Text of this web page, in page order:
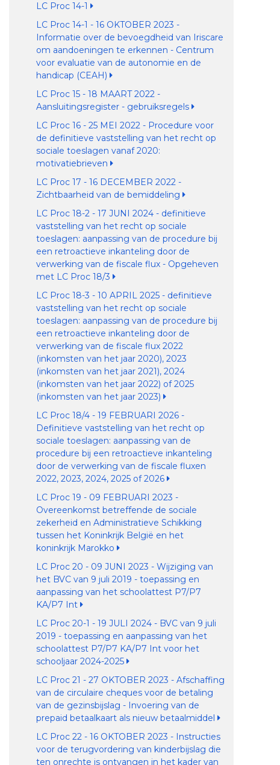
LC Proc 14-1
LC Proc 14-1 - 16 OKTOBER 2023 -
Informatie over de bevoegdheid van Iriscare
om aandoeningen te erkennen - Centrum
voor evaluatie van de autonomie en de
handicap (CEAH)
LC Proc 15 - 18 MAART 2022 -
Aansluitingsregister - gebruiksregels
LC Proc 16 - 25 MEI 2022 - Procedure voor
de definitieve vaststelling van het recht op
sociale toeslagen vanaf 2020:
motivatiebrieven
LC Proc 17 - 16 DECEMBER 2022 -
Zichtbaarheid van de bemiddeling
LC Proc 18-2 - 17 JUNI 2024 - definitieve
vaststelling van het recht op sociale
toeslagen: aanpassing van de procedure bij
een retroactieve inkanteling door de
verwerking van de fiscale flux - Opgeheven
met LC Proc 18/3
LC Proc 18-3 - 10 APRIL 2025 - definitieve
vaststelling van het recht op sociale
toeslagen: aanpassing van de procedure bij
een retroactieve inkanteling door de
verwerking van de fiscale flux 2022
(inkomsten van het jaar 2020), 2023
(inkomsten van het jaar 2021), 2024
(inkomsten van het jaar 2022) of 2025
(inkomsten van het jaar 2023)
LC Proc 18/4 - 19 FEBRUARI 2026 -
Definitieve vaststelling van het recht op
sociale toeslagen: aanpassing van de
procedure bij een retroactieve inkanteling
door de verwerking van de fiscale fluxen
2022, 2023, 2024, 2025 of 2026
LC Proc 19 - 09 FEBRUARI 2023 -
Overeenkomst betreffende de sociale
zekerheid en Administratieve Schikking
tussen het Koninkrijk België en het
koninkrijk Marokko
LC Proc 20 - 09 JUNI 2023 - Wijziging van
het BVC van 9 juli 2019 - toepassing en
aanpassing van het schoolattest P7/P7
KA/P7 Int
LC Proc 20-1 - 19 JULI 2024 - BVC van 9 juli
2019 - toepassing en aanpassing van het
schoolattest P7/P7 KA/P7 Int voor het
schooljaar 2024-2025
LC Proc 21 - 27 OKTOBER 2023 - Afschaffing
van de circulaire cheques voor de betaling
van de gezinsbijslag - Invoering van de
prepaid betaalkaart als nieuw betaalmiddel
LC Proc 22 - 16 OKTOBER 2023 - Instructies
voor de terugvordering van kinderbijslag die
ten onrechte is ontvangen in het kader van